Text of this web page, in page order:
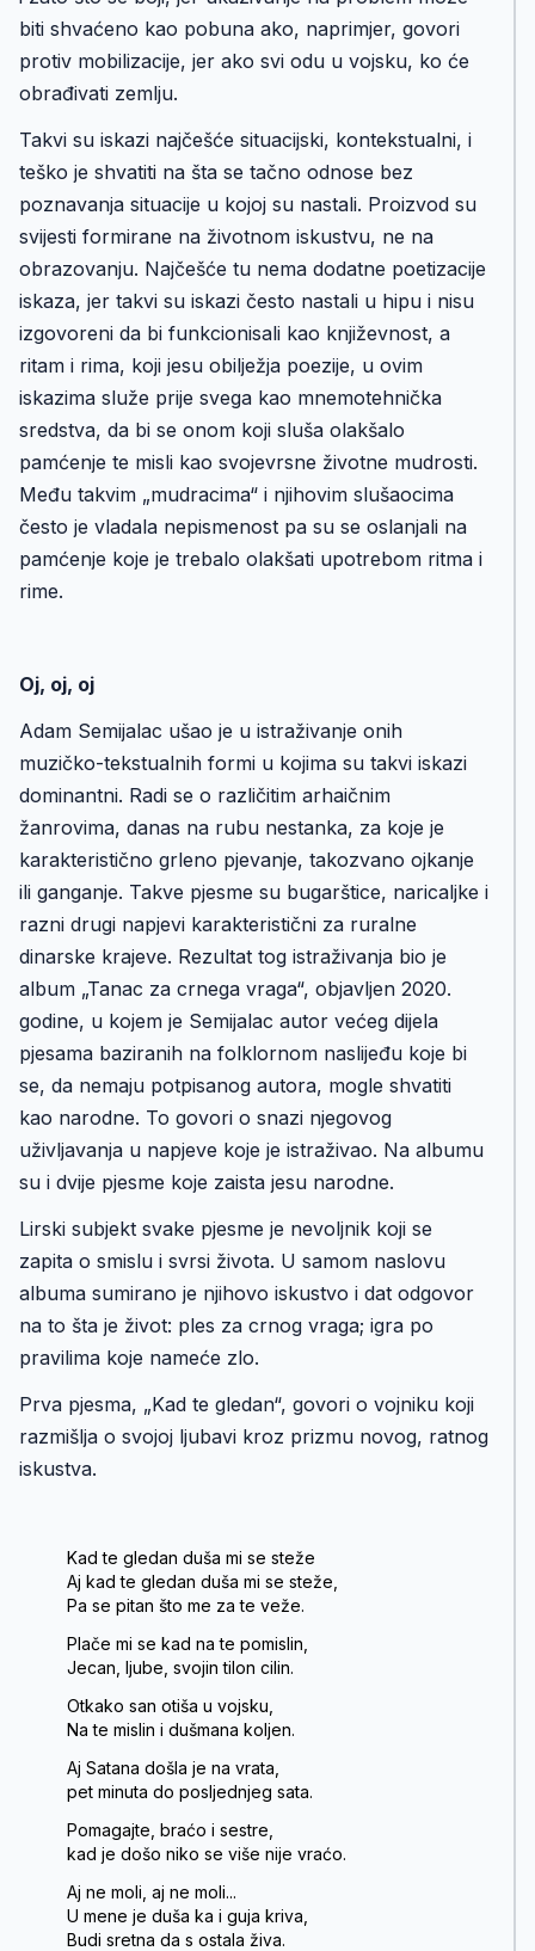
biti shvaćeno kao pobuna ako, naprimjer, govori
protiv mobilizacije, jer ako svi odu u vojsku, ko će
obrađivati zemlju.
Takvi su iskazi najčešće situacijski, kontekstualni, i
teško je shvatiti na šta se tačno odnose bez
poznavanja situacije u kojoj su nastali. Proizvod su
svijesti formirane na životnom iskustvu, ne na
obrazovanju. Najčešće tu nema dodatne poetizacije
iskaza, jer takvi su iskazi često nastali u hipu i nisu
izgovoreni da bi funkcionisali kao književnost, a
ritam i rima, koji jesu obilježja poezije, u ovim
iskazima služe prije svega kao mnemotehnička
sredstva, da bi se onom koji sluša olakšalo
pamćenje te misli kao svojevrsne životne mudrosti.
Među takvim „mudracima“ i njihovim slušaocima
često je vladala nepismenost pa su se oslanjali na
pamćenje koje je trebalo olakšati upotrebom ritma i
rime.
Oj, oj, oj
Adam Semijalac ušao je u istraživanje onih
muzičko-tekstualnih formi u kojima su takvi iskazi
dominantni. Radi se o različitim arhaičnim
žanrovima, danas na rubu nestanka, za koje je
karakteristično grleno pjevanje, takozvano ojkanje
ili ganganje. Takve pjesme su bugarštice, naricaljke i
razni drugi napjevi karakteristični za ruralne
dinarske krajeve. Rezultat tog istraživanja bio je
album „Tanac za crnega vraga“, objavljen 2020.
godine, u kojem je Semijalac autor većeg dijela
pjesama baziranih na folklornom naslijeđu koje bi
se, da nemaju potpisanog autora, mogle shvatiti
kao narodne. To govori o snazi njegovog
uživljavanja u napjeve koje je istraživao. Na albumu
su i dvije pjesme koje zaista jesu narodne.
Lirski subjekt svake pjesme je nevoljnik koji se
zapita o smislu i svrsi života. U samom naslovu
albuma sumirano je njihovo iskustvo i dat odgovor
na to šta je život: ples za crnog vraga; igra po
pravilima koje nameće zlo.
Prva pjesma, „Kad te gledan“, govori o vojniku koji
razmišlja o svojoj ljubavi kroz prizmu novog, ratnog
iskustva.
Kad te gledan duša mi se steže
Aj kad te gledan duša mi se steže,
Pa se pitan što me za te veže.
Plače mi se kad na te pomislin,
Jecan, ljube, svojin tilon cilin.
Otkako san otiša u vojsku,
Na te mislin i dušmana koljen.
Aj Satana došla je na vrata,
pet minuta do posljednjeg sata.
Pomagajte, braćo i sestre,
kad je došo niko se više nije vraćo.
Aj ne moli, aj ne moli...
U mene je duša ka i guja kriva,
Budi sretna da s ostala živa.